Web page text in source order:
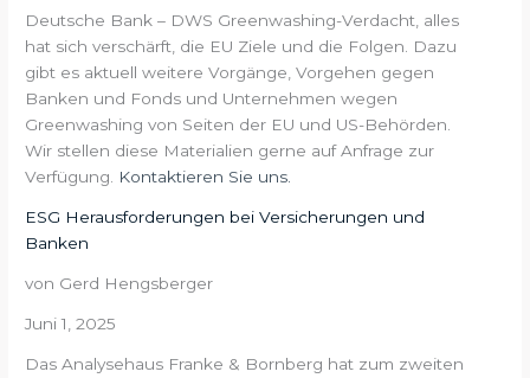
Deutsche Bank – DWS Greenwashing-Verdacht, alles
hat sich verschärft, die EU Ziele und die Folgen. Dazu
gibt es aktuell weitere Vorgänge, Vorgehen gegen
Banken und Fonds und Unternehmen wegen
Greenwashing von Seiten der EU und US-Behörden.
Wir stellen diese Materialien gerne auf Anfrage zur
Verfügung.
Kontaktieren Sie uns.
ESG Herausforderungen bei Versicherungen und
Banken
von Gerd Hengsberger
Juni 1, 2025
Das Analysehaus Franke & Bornberg hat zum zweiten